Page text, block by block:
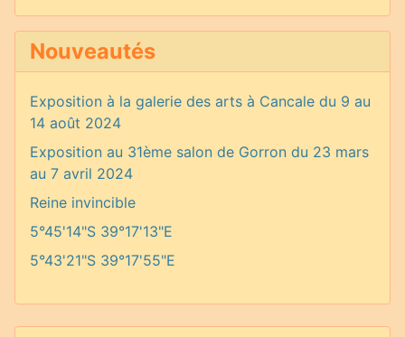
Nouveautés
Exposition à la galerie des arts à Cancale du 9 au
14 août 2024
Exposition au 31ème salon de Gorron du 23 mars
au 7 avril 2024
Reine invincible
5°45'14"S 39°17'13"E
5°43'21"S 39°17'55"E